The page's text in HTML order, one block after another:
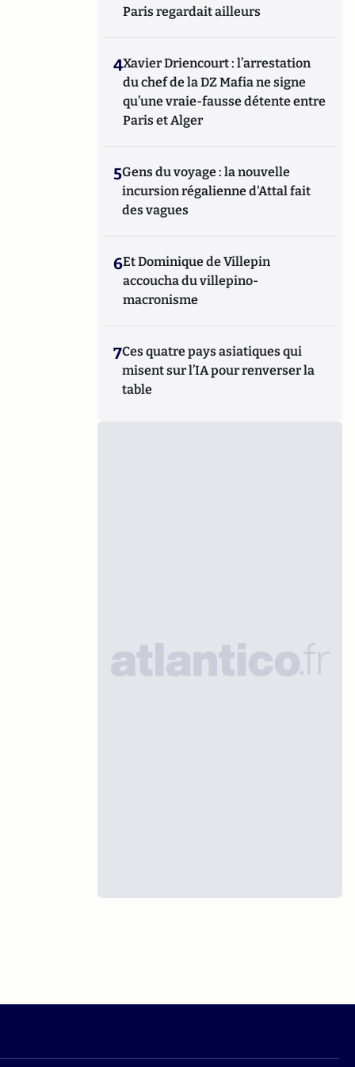
Paris regardait ailleurs
4Xavier Driencourt : l’arrestation
du chef de la DZ Mafia ne signe
qu’une vraie-fausse détente entre
Paris et Alger
5Gens du voyage : la nouvelle
incursion régalienne d'Attal fait
des vagues
6Et Dominique de Villepin
accoucha du villepino-
macronisme
7Ces quatre pays asiatiques qui
misent sur l’IA pour renverser la
table